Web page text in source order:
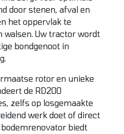
door stenen, afval en
het oppervlak te
walsen. Uw tractor wordt
bondgenoot in
rotor en unieke
de RD200
zelfs op losgemaakte
werk doet of direct
bodemrenovator biedt